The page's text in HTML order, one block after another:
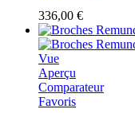
336,00 €
Vue
Aperçu
Comparateur
Favoris